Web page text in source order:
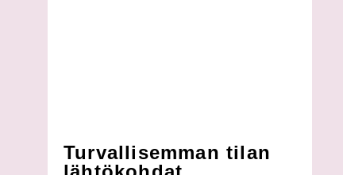
Turvallisemman tilan